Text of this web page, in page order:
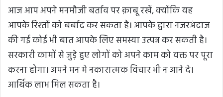
आज आप अपने मनमौजी बर्ताव पर क़ाबू रखें, क्योंकि यह
आपके रिश्तों को बर्बाद कर सकता है। आपके द्वारा नजरअंदाज
की गई कोई भी बात आपके लिए समस्या उत्पन्न कर सकती है।
सरकारी कामों से जुड़े हुए लोगों को अपने काम को वक्त पर पूरा
करना होगा। अपने मन मे नकारात्मक विचार भी न आने दे।
आर्थिक लाभ मिल सकता है।